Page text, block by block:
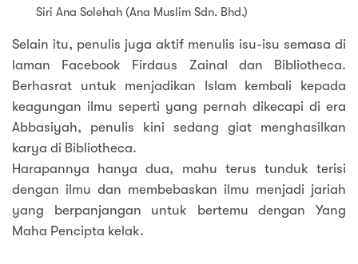
Siri Ana Solehah (Ana Muslim Sdn. Bhd.)
Selain itu, penulis juga aktif menulis isu-isu semasa di
laman Facebook Firdaus Zainal dan Bibliotheca.
Berhasrat untuk menjadikan Islam kembali kepada
keagungan ilmu seperti yang pernah dikecapi di era
Abbasiyah, penulis kini sedang giat menghasilkan
karya di Bibliotheca.
Harapannya hanya dua, mahu terus tunduk terisi
dengan ilmu dan membebaskan ilmu menjadi jariah
yang berpanjangan untuk bertemu dengan Yang
Maha Pencipta kelak.